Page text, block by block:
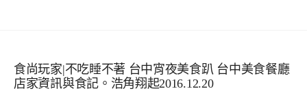
食尚玩家|不吃睡不著 台中宵夜美食趴 台中美食餐廳
店家資訊與食記。浩角翔起2016.12.20